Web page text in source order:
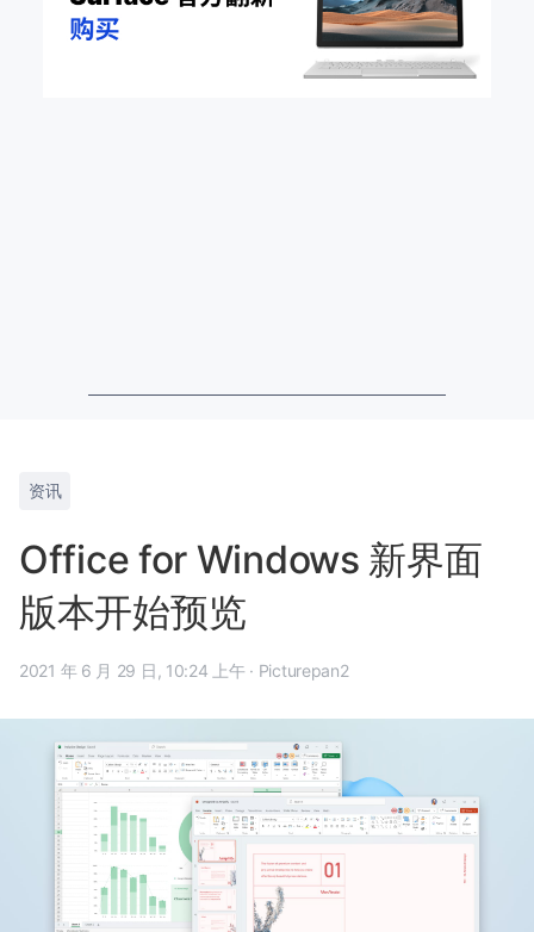
资讯
Office for Windows 新界面
版本开始预览
2021 年 6 月 29 日, 10:24 上午 · Picturepan2